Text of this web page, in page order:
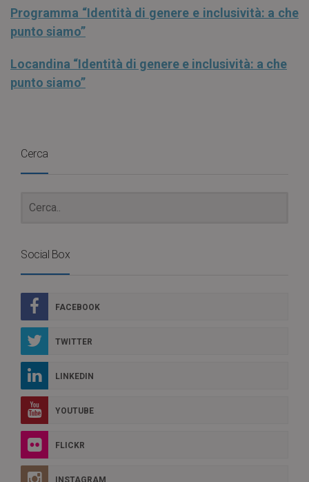
Programma “Identità di genere e inclusività: a che
punto siamo”
Locandina “Identità di genere e inclusività: a che
punto siamo”
Cerca
Social Box
FACEBOOK
TWITTER
LINKEDIN
YOUTUBE
FLICKR
INSTAGRAM